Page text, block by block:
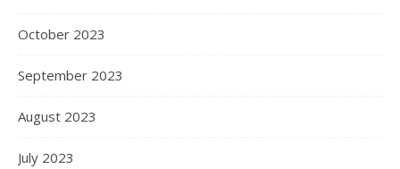
October 2023
September 2023
August 2023
July 2023